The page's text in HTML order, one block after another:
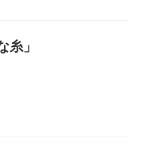
糸」